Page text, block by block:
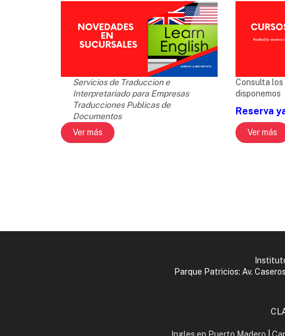
Servicios de Traduccion e
Interpretariado para Empresas
Traducciones Publicas de
Documentos
Ver más
Consulta los
disponemos
Reserva
Ver más
Parque Patricios: Av.